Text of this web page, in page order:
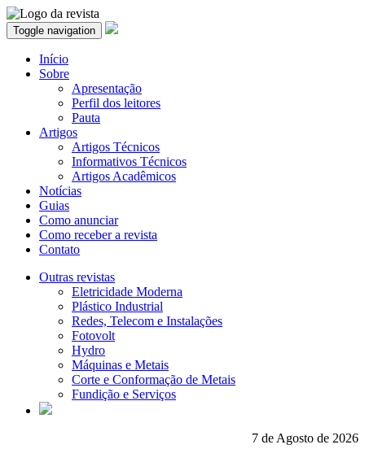
Toggle navigation
Início
Sobre
Apresentação
Perfil dos leitores
Pauta
Artigos
Artigos Técnicos
Informativos Técnicos
Artigos Acadêmicos
Notícias
Guias
Como anunciar
Como receber a revista
Contato
Outras revistas
Eletricidade Moderna
Plástico Industrial
Redes, Telecom e Instalações
Fotovolt
Hydro
Máquinas e Metais
Corte e Conformação de Metais
Fundição e Serviços
7 de Agosto de 2026